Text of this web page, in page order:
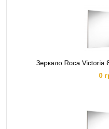
Зеркало Roca Victoria
0